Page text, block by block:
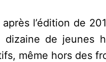
l’édition de
dizaine de jeunes
même hors des